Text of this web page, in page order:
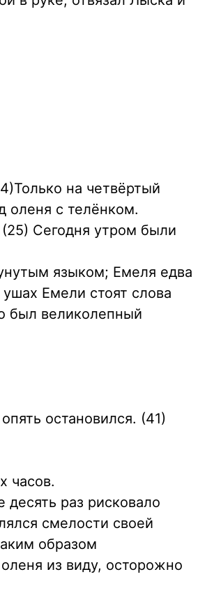
на четвёртый
оленя с телёнком.
Сегодня утром были
языком; Емеля едва
Емели стоят слова
был великолепный
остановился. (41)
часов.
раз рисковало
смелости своей
образом
из виду, осторожно